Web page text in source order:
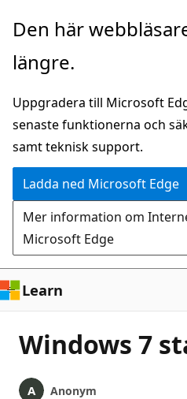
Hoppa
huvudinnehåll
Den här
längre.
Uppgradera till Microsoft
senaste funktionerna och
samt teknisk support.
Ladda ned Microsoft Edge
Mer information om
Microsoft Edge
Learn
Windows 7
Anonym